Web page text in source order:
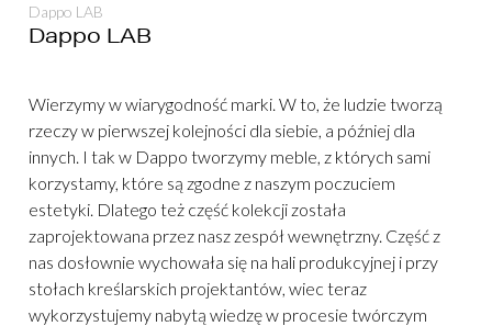
Dappo LAB
Dappo LAB
Wierzymy w wiarygodność marki. W to, że ludzie tworzą
rzeczy w pierwszej kolejności dla siebie, a później dla
innych. I tak w Dappo tworzymy meble, z których sami
korzystamy, które są zgodne z naszym poczuciem
estetyki. Dlatego też część kolekcji została
zaprojektowana przez nasz zespół wewnętrzny. Część z
nas dosłownie wychowała się na hali produkcyjnej i przy
stołach kreślarskich projektantów, wiec teraz
wykorzystujemy nabytą wiedzę w procesie twórczym